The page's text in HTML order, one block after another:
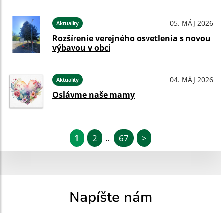
Aktuality 05. MÁJ 2026
Rozšírenie verejného osvetlenia s novou
výbavou v obci
Aktuality 04. MÁJ 2026
Oslávme naše mamy
1 2 ... 67 >
Napíšte nám